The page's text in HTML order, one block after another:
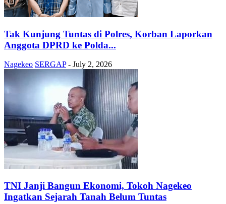
Tak Kunjung Tuntas di Polres, Korban Laporkan
Anggota DPRD ke Polda...
Nagekeo SERGAP - July 2, 2026
TNI Janji Bangun Ekonomi, Tokoh Nagekeo
Ingatkan Sejarah Tanah Belum Tuntas